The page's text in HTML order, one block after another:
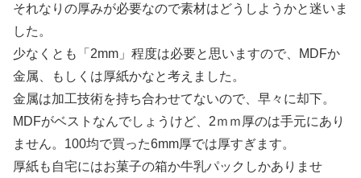
それなりの厚みが必要なので素材はどうしようかと迷いま
した。
少なくとも「2mm」程度は必要と思いますので、MDFか
金属、もしくは厚紙かなと考えました。
金属は加工技術を持ち合わせてないので、早々に却下。
MDFがベストなんでしょうけど、2ｍｍ厚のは手元にあり
ません。100均で買った6mm厚では厚すぎます。
厚紙も自宅にはお菓子の箱か牛乳パックしかありませ